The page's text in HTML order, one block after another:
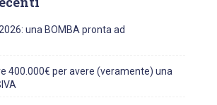
una BOMBA pronta ad
400.000€ per avere (veramente) una